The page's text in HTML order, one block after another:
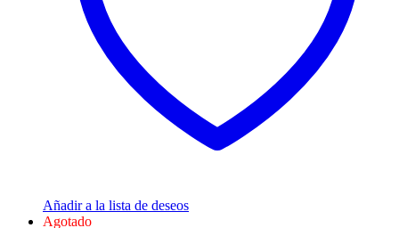
Añadir a la lista de deseos
Agotado